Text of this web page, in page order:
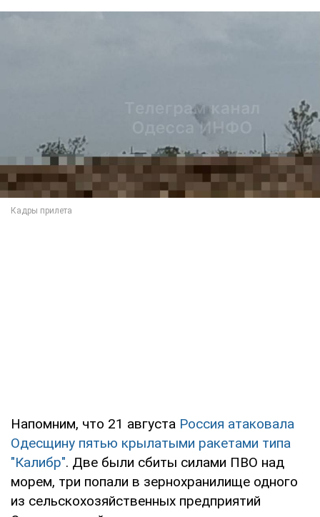
Напомним, что 21 августа Россия атаковала
Одесщину пятью крылатыми ракетами типа
"Калибр". Две были сбиты силами ПВО над
морем, три попали в зернохранилище одного
из сельскохозяйственных предприятий